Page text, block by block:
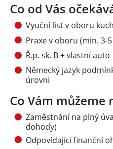
Co od Vás
Vyuční list v oboru
Praxe v oboru (min. 3-
Ř.p. sk. B + vlastní auto
Německý jazyk
úrovni
Co Vám můžeme
Zaměstnání na plný
dohody)
Odpovídající finanční